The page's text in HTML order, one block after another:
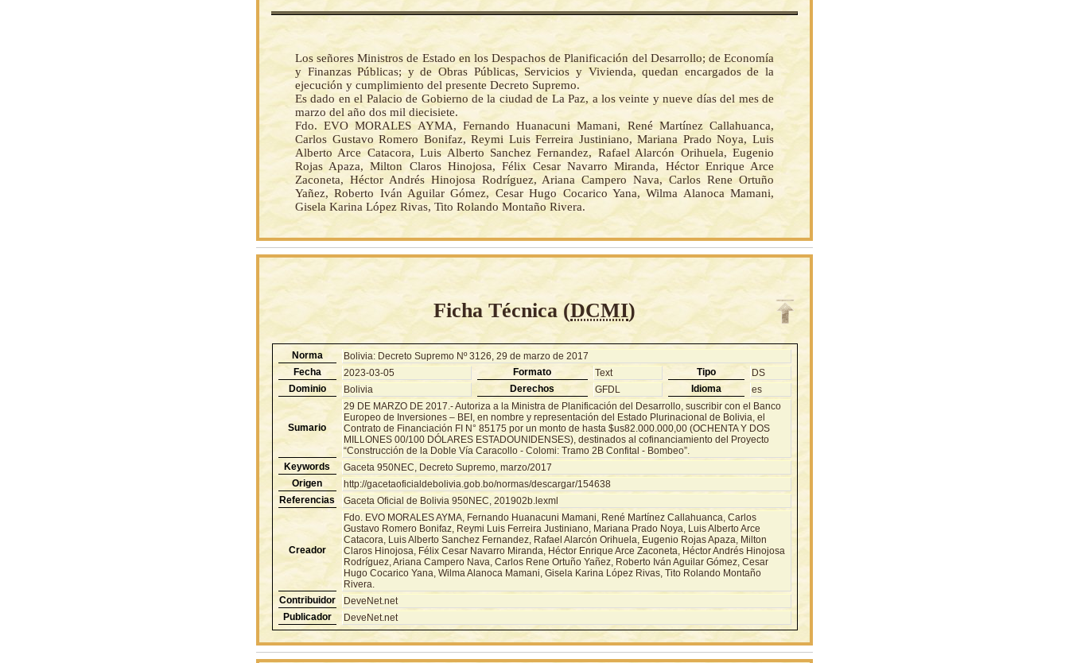
Los señores Ministros de Estado en los Despachos de Planificación del Desarrollo; de Economía
y Finanzas Públicas; y de Obras Públicas, Servicios y Vivienda, quedan encargados de la
ejecución y cumplimiento del presente Decreto Supremo.
Es dado en el Palacio de Gobierno de la ciudad de La Paz, a los veinte y nueve días del mes de
marzo del año dos mil diecisiete.
Fdo. EVO MORALES AYMA, Fernando Huanacuni Mamani, René Martínez Callahuanca,
Carlos Gustavo Romero Bonifaz, Reymi Luis Ferreira Justiniano, Mariana Prado Noya, Luis
Alberto Arce Catacora, Luis Alberto Sanchez Fernandez, Rafael Alarcón Orihuela, Eugenio
Rojas Apaza, Milton Claros Hinojosa, Félix Cesar Navarro Miranda, Héctor Enrique Arce
Zaconeta, Héctor Andrés Hinojosa Rodríguez, Ariana Campero Nava, Carlos Rene Ortuño
Yañez, Roberto Iván Aguilar Gómez, Cesar Hugo Cocarico Yana, Wilma Alanoca Mamani,
Gisela Karina López Rivas, Tito Rolando Montaño Rivera.
Ficha Técnica (DCMI)
Norma
Bolivia: Decreto Supremo Nº 3126, 29 de marzo de 2017
Fecha
2023-03-05 Formato Text Tipo
DS
Dominio
Bolivia Derechos GFDL Idioma es
Sumario
29 DE MARZO DE 2017.- Autoriza a la Ministra de Planificación del Desarrollo, suscribir con el Banco
Europeo de Inversiones – BEI, en nombre y representación del Estado Plurinacional de Bolivia, el
Contrato de Financiación FI N° 85175 por un monto de hasta $us82.000.000,00 (OCHENTA Y DOS
MILLONES 00/100 DÓLARES ESTADOUNIDENSES), destinados al cofinanciamiento del Proyecto
“Construcción de la Doble Vía Caracollo - Colomi: Tramo 2B Confital - Bombeo”.
Keywords
Gaceta 950NEC, Decreto Supremo, marzo/2017
Origen
http://gacetaoficialdebolivia.gob.bo/normas/descargar/154638
Referencias
Gaceta Oficial de Bolivia 950NEC, 201902b.lexml
Creador
Fdo. EVO MORALES AYMA, Fernando Huanacuni Mamani, René Martínez Callahuanca, Carlos
Gustavo Romero Bonifaz, Reymi Luis Ferreira Justiniano, Mariana Prado Noya, Luis Alberto Arce
Catacora, Luis Alberto Sanchez Fernandez, Rafael Alarcón Orihuela, Eugenio Rojas Apaza, Milton
Claros Hinojosa, Félix Cesar Navarro Miranda, Héctor Enrique Arce Zaconeta, Héctor Andrés Hinojosa
Rodríguez, Ariana Campero Nava, Carlos Rene Ortuño Yañez, Roberto Iván Aguilar Gómez, Cesar
Hugo Cocarico Yana, Wilma Alanoca Mamani, Gisela Karina López Rivas, Tito Rolando Montaño
Rivera.
Contribuidor
DeveNet.net
Publicador
DeveNet.net